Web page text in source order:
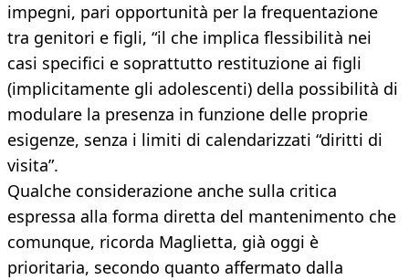
impegni, pari opportunità per la frequentazione
tra genitori e figli, “il che implica flessibilità nei
casi specifici e soprattutto restituzione ai figli
(implicitamente gli adolescenti) della possibilità di
modulare la presenza in funzione delle proprie
esigenze, senza i limiti di calendarizzati “diritti di
visita”.
Qualche considerazione anche sulla critica
espressa alla forma diretta del mantenimento che
comunque, ricorda Maglietta, già oggi è
prioritaria, secondo quanto affermato dalla